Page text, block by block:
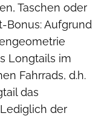
Taschen oder
Bonus: Aufgrund
Longtails im
Fahrrads, d.h.
das
der